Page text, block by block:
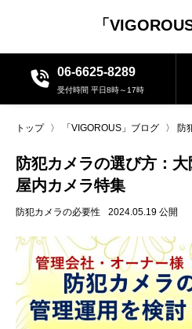
「
06-6625-8289
受付時間 平日8時～17時
トップ 〉 「VIGOROUS」ブログ 〉 防
防犯カメラの選び方：
屋内カメラ特集
防犯カメラの必要性 2024.05.19 公開